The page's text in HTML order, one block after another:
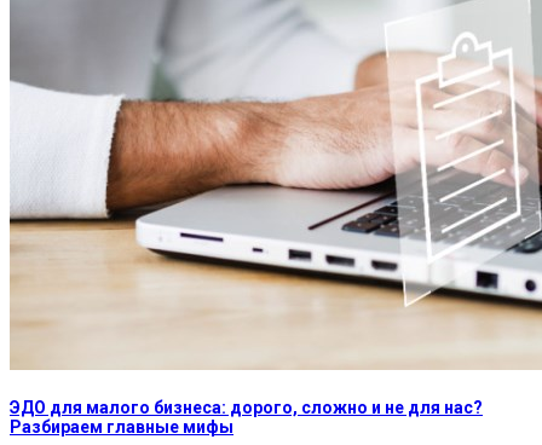
ЭДО для малого бизнеса: дорого, сложно и не для нас?
Разбираем главные мифы